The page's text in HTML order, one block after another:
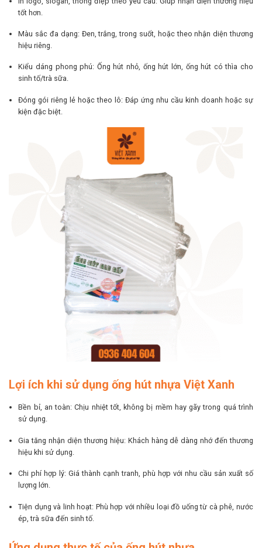
tốt hơn.
Màu sắc đa dạng: Đen, trắng, trong suốt, hoặc theo nhận diện thương
hiệu riêng.
Kiểu dáng phong phú: Ống hút nhỏ, ống hút lớn, ống hút có thìa cho
sinh tố/trà sữa.
Đóng gói riêng lẻ hoặc theo lô: Đáp ứng nhu cầu kinh doanh hoặc sự
kiện đặc biệt.
Lợi ích khi sử dụng ống hút nhựa Việt Xanh
Bền bỉ, an toàn: Chịu nhiệt tốt, không bị mềm hay gãy trong quá trình
sử dụng.
Gia tăng nhận diện thương hiệu: Khách hàng dễ dàng nhớ đến thương
hiệu khi sử dụng.
Chi phí hợp lý: Giá thành cạnh tranh, phù hợp với nhu cầu sản xuất số
lượng lớn.
Tiện dụng và linh hoạt: Phù hợp với nhiều loại đồ uống từ cà phê, nước
ép, trà sữa đến sinh tố.